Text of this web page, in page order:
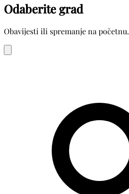
Odaberite grad
Obavijesti ili spremanje na početnu.